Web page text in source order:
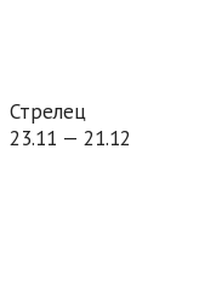
Стрелец
23.11 — 21.12